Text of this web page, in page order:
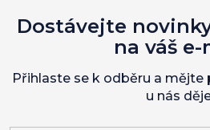
Dostávejte
na váš e-
Přihlaste se k odběru a mějte
u nás